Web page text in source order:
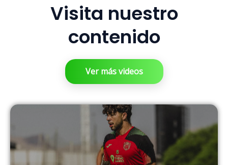
Visita nuestro
contenido
Ver más videos